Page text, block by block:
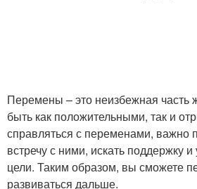
Перемены – это неизбежная часть
быть как положительными, так и
справляться с переменами, важно
встречу с ними, искать поддержку
цели. Таким образом, вы сможете
развиваться дальше.